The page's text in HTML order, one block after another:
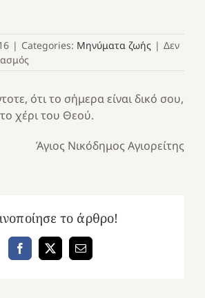
| Categories: Μηνύματα ζωής | Δεν
ότι το σήμερα είναι δικό σου,
χέρι του Θεού.
Άγιος Νικόδημος Αγιορείτης
το άρθρο!
Facebook
X Email